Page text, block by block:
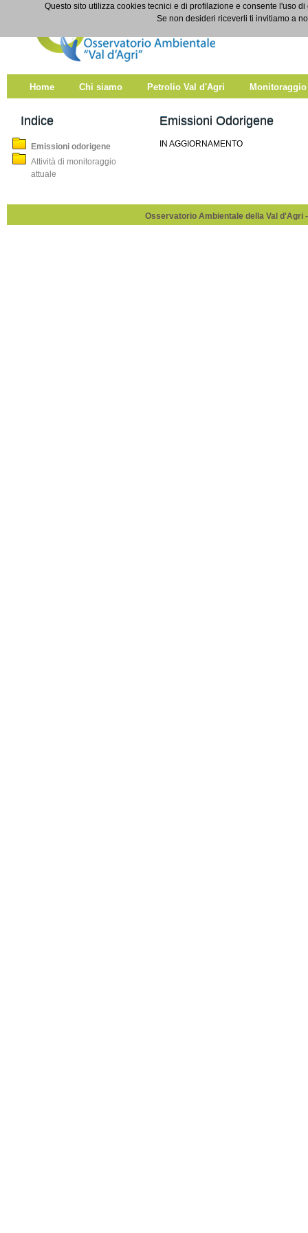
Salta al contenuto
Emissioni odorigene
Home Chi siamo Petrolio Val d'Agri Monitoraggio
Indice
Emissioni odorigene
Attività di monitoraggio
attuale
Emissioni Odorigene
IN AGGIORNAMENTO
Osservatorio Ambientale della Val d'Agri
Questo sito utilizza cookies tecnici e di profilazione e consente l'uso
Se non desideri riceverli ti invitiamo a